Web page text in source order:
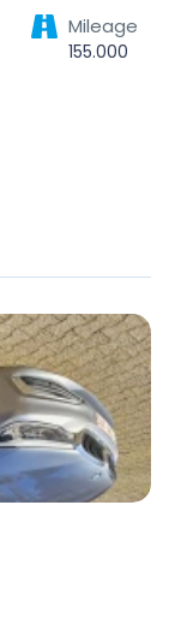
Mileage
155.000